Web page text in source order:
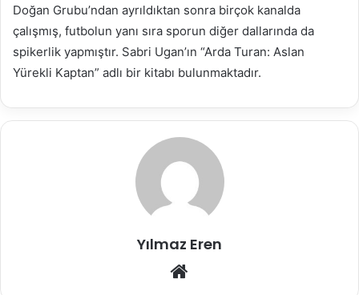
Doğan Grubu’ndan ayrıldıktan sonra birçok kanalda
çalışmış, futbolun yanı sıra sporun diğer dallarında da
spikerlik yapmıştır. Sabri Ugan’ın “Arda Turan: Aslan
Yürekli Kaptan” adlı bir kitabı bulunmaktadır.
Yılmaz Eren